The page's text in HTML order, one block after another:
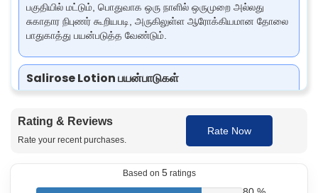
பகுதியில் மட்டும், பொதுவாக ஒரு நாளில் ஒருமுறை அல்லது
சுகாதார நிபுணர் கூறியபடி, அருகிலுள்ள ஆரோக்கியமான தோலை
பாதுகாத்து பயன்படுத்த வேண்டும்.
Salirose Lotion பயன்பாடுகள்
(hyperkeratosis) தொடர்பான தோல் பிரச்சினைகள் போன்ற
வார்ட்ஸ், கார்ன்ஸ் மற்றும் காலஸ்களை, தடித்த தோல்
கடினமாகவும் தடித்ததாகவும் இருக்கும் தோலை
மென்மையாக்கி, வார்ட்ஸ், கார்ன்ஸ் மற்றும் காலஸ்களை
Rating & Reviews
Rate your recent purchases.
Rate Now
Based on 5ratings